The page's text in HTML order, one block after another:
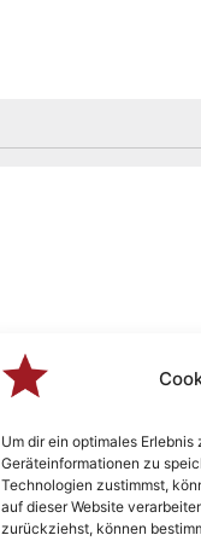
Um dir ein optimales
Geräteinformationen zu
Technologien zustimmst,
auf dieser Website
zurückziehst, können